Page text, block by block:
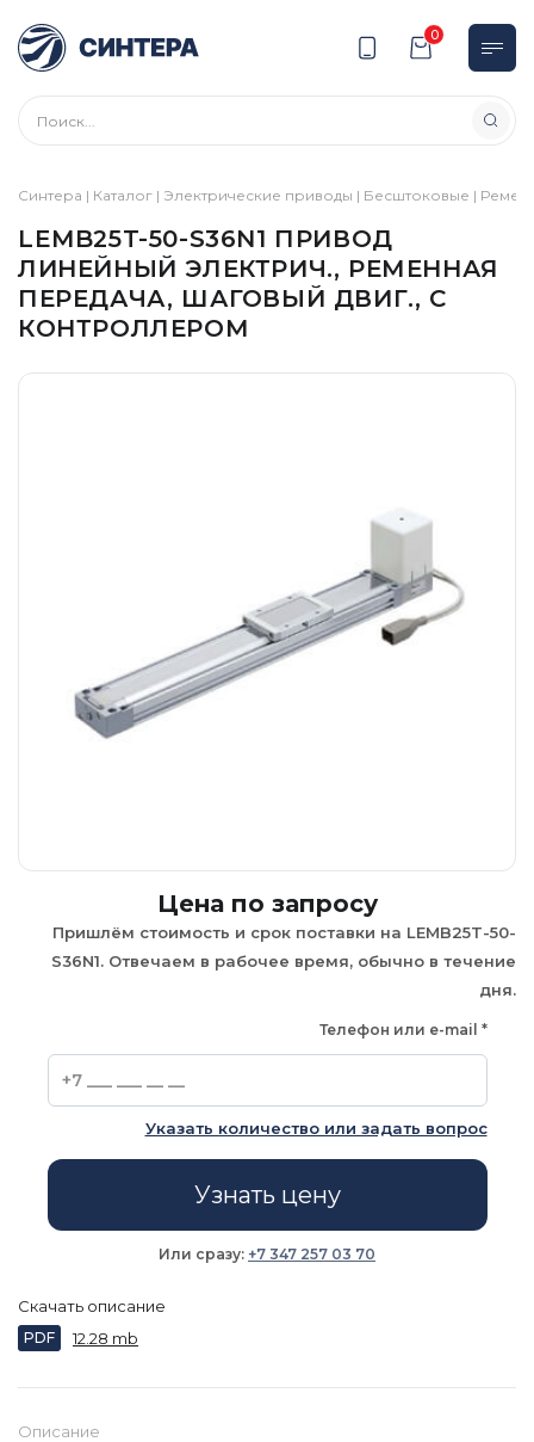
0
Синтера | Каталог | Электрические приводы | Бесштоковые |
LEMB25T-50-S36N1 ПРИВОД
ЛИНЕЙНЫЙ ЭЛЕКТРИЧ., РЕМЕННАЯ
ПЕРЕДАЧА, ШАГОВЫЙ ДВИГ., С
КОНТРОЛЛЕРОМ
Описание
Цена по запросу
Пришлём стоимость и срок поставки на LEMB25T-50-
S36N1. Отвечаем в рабочее время, обычно в течение
дня.
Телефон или e-mail *
Указать количество или задать вопрос
Узнать цену
Или сразу: +7 347 257 03 70
Скачать описание
PDF 12.28 mb